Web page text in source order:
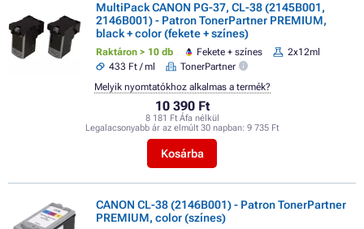
MultiPack CANON PG-37, CL-38 (2145B001,
2146B001) - Patron TonerPartner PREMIUM,
black + color (fekete + színes)
Raktáron > 10 db Fekete + színes
2x12ml
433 Ft / ml
TonerPartner
10 390 Ft
8 181 Ft Áfa nélkül
Legalacsonyabb ár az elmúlt 30 napban: 9 735 Ft
Kosárba
Melyik nyomtatókhoz alkalmas a termék?
CANON CL-38 (2146B001) - Patron TonerPartner
PREMIUM, color (színes)